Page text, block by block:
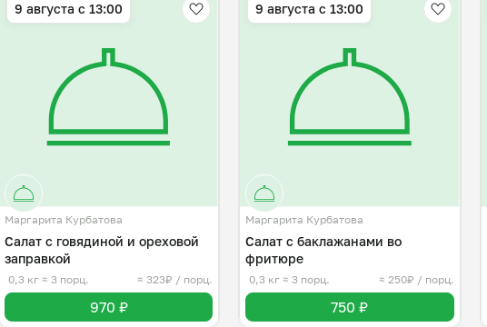
9 августа с 13:00
Маргарита Курбатова
Салат с говядиной и ореховой
заправкой
0,3 кг ≈ 3 порц. ≈ 323₽ / порц.
970 ₽
9 августа с 13:00
Маргарита Курбатова
Салат с баклажанами во
фритюре
0,3 кг≈ 3 порц. ≈ 250₽ / порц.
750 ₽